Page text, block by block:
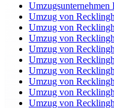
Umzugsunternehmen
Umzug von
Umzug von
Umzug von
Umzug von
Umzug von
Umzug von
Umzug von
Umzug von
Umzug von